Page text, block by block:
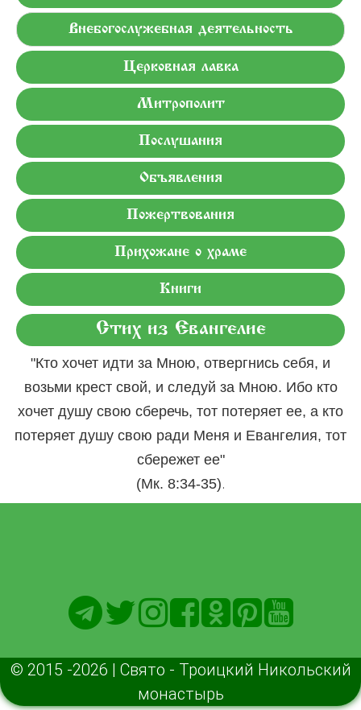
Внебогослужебная деятельность
Церковная лавка
Митрополит
Послушания
Объявления
Пожертвования
Прихожане о храме
Книги
Стих из Евангелие
"Кто хочет идти за Мною, отвергнись себя, и
возьми крест свой, и следуй за Мною. Ибо кто
хочет душу свою сберечь, тот потеряет ее, а кто
потеряет душу свою ради Меня и Евангелия, тот
сбережет ее"
(Мк. 8:34-35).
© 2015 -2026 | Свято - Троицкий Никольский
монастырь